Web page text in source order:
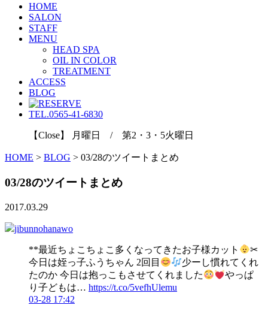
HOME
SALON
STAFF
MENU
HEAD SPA
OIL IN COLOR
TREATMENT
ACCESS
BLOG
TEL.0565-41-6830
【Close】 月曜日 / 第2・3・5火曜日
HOME > BLOG > 03/28のツイートまとめ
03/28のツイートまとめ
2017.03.29
jibunnohanawo
**最近ちょこちょこ多くなってきたお子様カット
✂
今日は姪っ子ふうちゃん 2回目
少ーし慣れてくれ
たのか 今日は抱っこもさせてくれました
やっぱ
り子どもは… https://t.co/5vefhUlemu
03-28 17:42